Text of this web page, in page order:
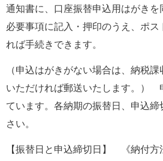
通知書に、口座振替申込用はがきを
必要事項に記入・押印のうえ、ポ
れば手続きできます。
（申込はがきがない場合は、納税
いただければ郵送いたします。）
ています。各納期の振替日、申込
さい。
【振替日と申込締切日】　《納付